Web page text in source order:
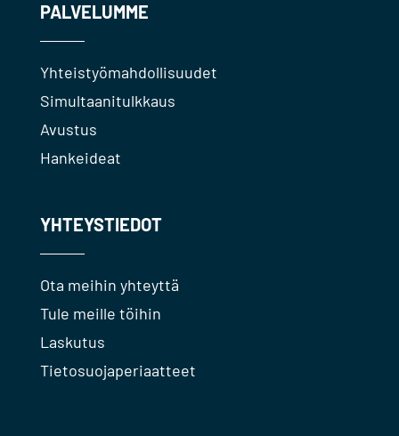
PALVELUMME
Yhteistyömahdollisuudet
Simultaanitulkkaus
Avustus
Hankeideat
YHTEYSTIEDOT
Ota meihin yhteyttä
Tule meille töihin
Laskutus
Tietosuojaperiaatteet